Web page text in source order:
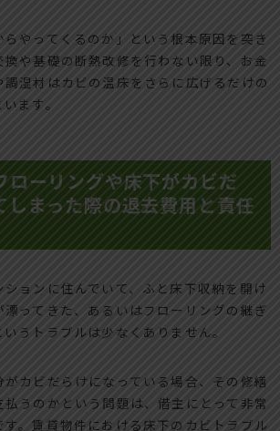
やってくるのか」という根本原因を突き
換や基礎の断熱改修を行わない限り、お金
湿材はカビの温床をさらに広げるだけの
ます。
ローリングや床下がカビだ
しまった際の退去費用と責任
ョンに住んでいて、ふと床下収納を開け
ってきた、あるいはフローリングの継ぎ
うトラブルは少なくありません。
カビだらけになっている場合、その修繕
うのかという問題は、借主にとって非常
す。賃貸物件における床下のカビトラブル